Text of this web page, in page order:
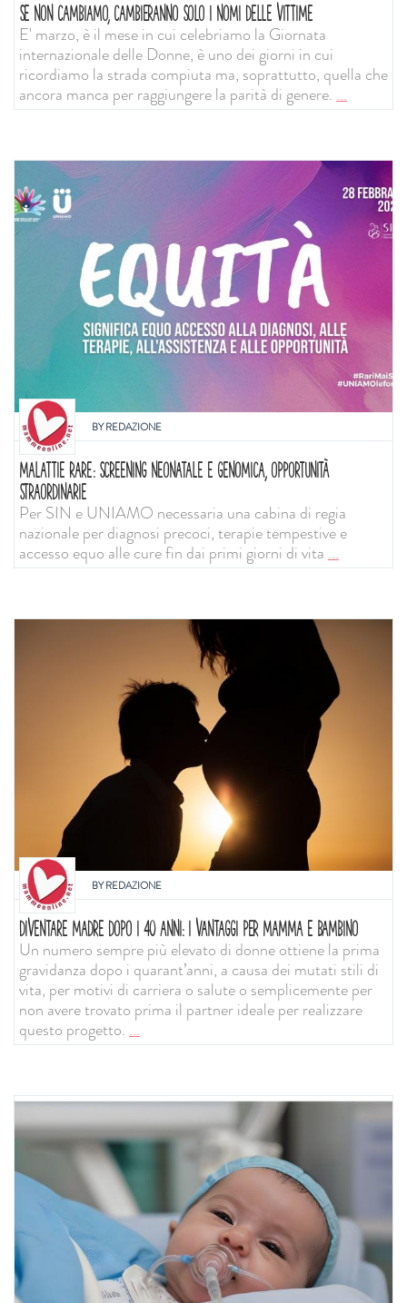
SE NON CAMBIAMO, CAMBIERANNO SOLO I NOMI DELLE VITTIME
E' marzo, è il mese in cui celebriamo la Giornata
internazionale delle Donne, è uno dei giorni in cui
ricordiamo la strada compiuta ma, soprattutto, quella che
ancora manca per raggiungere la parità di genere. ...
BYREDAZIONE
MALATTIE RARE: SCREENING NEONATALE E GENOMICA, OPPORTUNITÀ
STRAORDINARIE
Per SIN e UNIAMO necessaria una cabina di regia
nazionale per diagnosi precoci, terapie tempestive e
accesso equo alle cure fin dai primi giorni di vita ...
BYREDAZIONE
DIVENTARE MADRE DOPO I 40 ANNI: I VANTAGGI PER MAMMA E BAMBINO
Un numero sempre più elevato di donne ottiene la prima
gravidanza dopo i quarant’anni, a causa dei mutati stili di
vita, per motivi di carriera o salute o semplicemente per
non avere trovato prima il partner ideale per realizzare
questo progetto....